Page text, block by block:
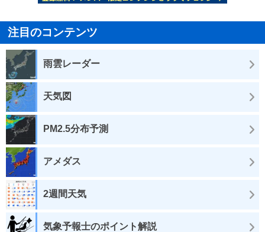
注目のコンテンツ
雨雲レーダー
天気図
PM2.5分布予測
アメダス
2週間天気
気象予報士のポイント解説